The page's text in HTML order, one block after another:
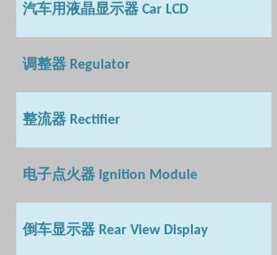
汽车用液晶显示器 Car LCD
调整器 Regulator
整流器 Rectifier
电子点火器 Ignition Module
倒车显示器 Rear View Display